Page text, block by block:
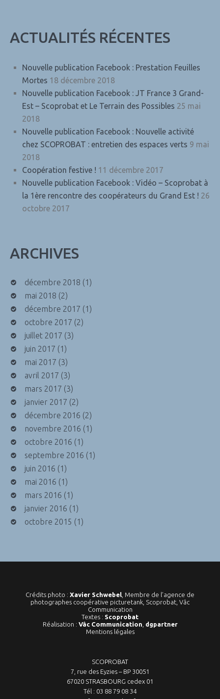
ACTUALITÉS RÉCENTES
Nouvelle publication Facebook : Prestation Feuilles
Mortes 18 décembre 2018
Nouvelle publication Facebook : JT France 3 Grand-
Est – Scoprobat et Le Terrain des Possibles 25 mai
2018
Nouvelle publication Facebook : Nouvelle activité
chez SCOPROBAT : entretien des espaces verts 9 mai
2018
Coopération festive ! 11 décembre 2017
Nouvelle publication Facebook : Vidéo – Scoprobat à
la 1ère rencontre des coopérateurs du Grand Est ! 26
octobre 2017
ARCHIVES
décembre 2018 (1)
mai 2018 (2)
décembre 2017 (1)
octobre 2017 (2)
juillet 2017 (3)
juin 2017 (1)
mai 2017 (3)
avril 2017 (3)
mars 2017 (3)
janvier 2017 (2)
décembre 2016 (2)
novembre 2016 (1)
octobre 2016 (1)
septembre 2016 (1)
juin 2016 (1)
mai 2016 (1)
mars 2016 (1)
janvier 2016 (1)
octobre 2015 (1)
Crédits photo : Xavier Schwebel , Membre de l’agence de
photographes coopérative picturetank, Scoprobat, Vâc
Communication
Textes : Scoprobat
Réalisation : Vâc Communication dgpartner
Mentions légales
SCOPROBAT
7, rue des Eyzies – BP 30051
67020 STRASBOURG cedex 01
Tél : 03 88 79 08 34